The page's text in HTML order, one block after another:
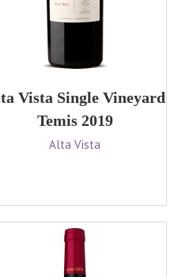
Vista Single Vineyard
Temis 2019
Alta Vista